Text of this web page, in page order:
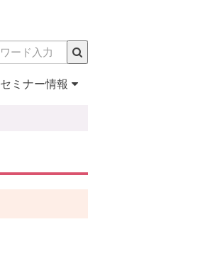
セミナー情報